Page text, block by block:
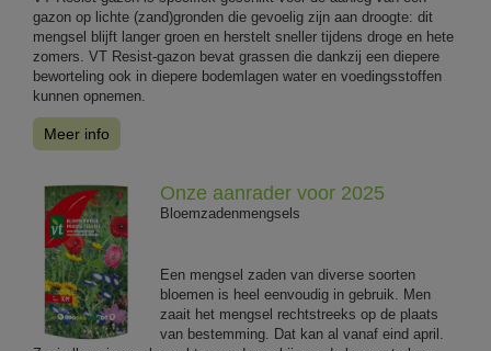
gazon op lichte (zand)gronden die gevoelig zijn aan droogte: dit
mengsel blijft langer groen en herstelt sneller tijdens droge en hete
zomers. VT Resist-gazon bevat grassen die dankzij een diepere
beworteling ook in diepere bodemlagen water en voedingsstoffen
kunnen opnemen.
Meer info
Onze aanrader voor 2025
Bloemzadenmengsels
Een mengsel zaden van diverse soorten
bloemen is heel eenvoudig in gebruik. Men
zaait het mengsel rechtstreeks op de plaats
van bestemming. Dat kan al vanaf eind april.